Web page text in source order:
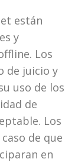
están
y
Los
de juicio y
uso de los
de
Los
de que
en